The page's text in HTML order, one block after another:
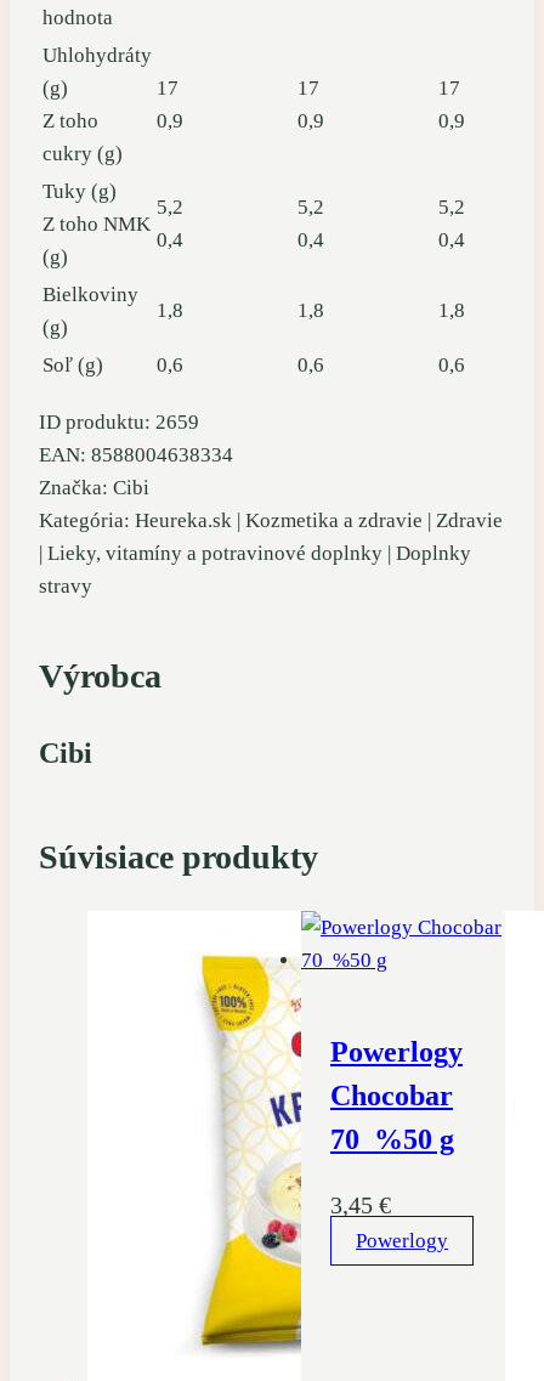
hodnota
Uhlohydráty
(g)
Z toho
cukry (g)
17
0,9
17
0,9
17
0,9
Tuky (g)
Z toho NMK
(g)
5,2
0,4
5,2
0,4
5,2
0,4
Bielkoviny
(g)
1,8 1,8 1,8
Soľ (g) 0,6 0,6 0,6
ID produktu: 2659
EAN: 8588004638334
Značka: Cibi
Kategória: Heureka.sk | Kozmetika a zdravie | Zdravie
| Lieky, vitamíny a potravinové doplnky | Doplnky
stravy
Výrobca
Cibi
Súvisiace produkty
Powerlogy
Chocobar
70 %50 g
3,45 €
Powerlogy